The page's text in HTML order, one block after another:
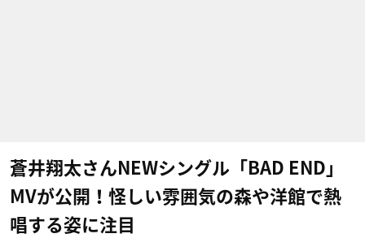
蒼井翔太さんNEWシングル「BAD END」
MVが公開！怪しい雰囲気の森や洋館で熱
唱する姿に注目